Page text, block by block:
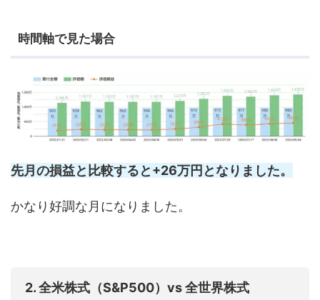
時間軸で見た場合
先月の損益と比較すると+26万円となりました。
かなり好調な月になりました。
2. 全米株式（S&P500）vs 全世界株式